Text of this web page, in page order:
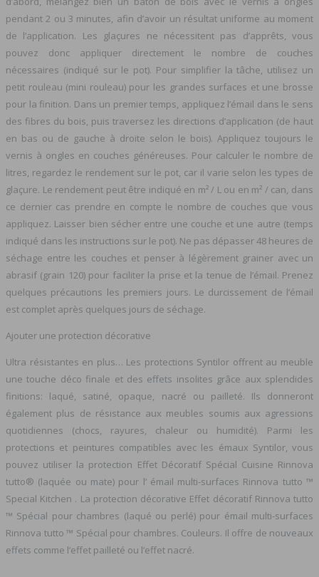
pendant 2 ou 3 minutes, afin d’avoir un résultat uniforme au moment
de l’application. Les glaçures ne nécessitent pas d’apprêts, vous
pouvez donc appliquer directement le nombre de couches
nécessaires (indiqué sur le pot). Pour simplifier la tâche, utilisez un
petit rouleau (mini rouleau) pour les grandes surfaces et une brosse
pour la finition. Dans un premier temps, appliquez l’émail dans le sens
des fibres du bois, puis traversez les directions d’application (de haut
en bas ou de gauche à droite selon le bois). Appliquez toujours le
vernis à ongles en couches généreuses. Pour calculer le nombre de
litres, regardez le rendement sur le pot, car il varie selon les types de
glaçure. Le rendement peut être indiqué en m² / L ou en m² / can, dans
ce dernier cas prendre en compte le nombre de couches que vous
appliquez. Laisser bien sécher entre une couche et une autre (temps
indiqué dans les instructions sur le pot). Ne pas dépasser 48 heures de
séchage entre les couches et penser à légèrement grainer avec un
abrasif (grain 120) pour faciliter la prise et la tenue de l’émail. Prenez
quelques précautions les premiers jours. Le durcissement de l’émail
est complet après quelques jours de séchage.
Ajouter une protection décorative
Ultra résistantes en plus… Les protections Syntilor offrent au meuble
une touche déco finale et des effets insolites grâce aux splendides
finitions: laqué, satiné, opaque, nacré ou pailleté. Ils donneront
également plus de résistance aux meubles soumis aux agressions
quotidiennes (chocs, rayures, chaleur ou humidité). Parmi les
protections et peintures compatibles avec les émaux Syntilor, vous
pouvez utiliser la protection Effet Décoratif Spécial Cuisine Rinnova
tutto® (laquée ou mate) pour l’ émail multi-surfaces Rinnova tutto ™
Special Kitchen . La protection décorative Effet décoratif Rinnova tutto
™ Spécial pour chambres (laqué ou perlé) pour émail multi-surfaces
Rinnova tutto ™ Spécial pour chambres. Couleurs. Il offre de nouveaux
effets comme l’effet pailleté ou l’effet nacré.